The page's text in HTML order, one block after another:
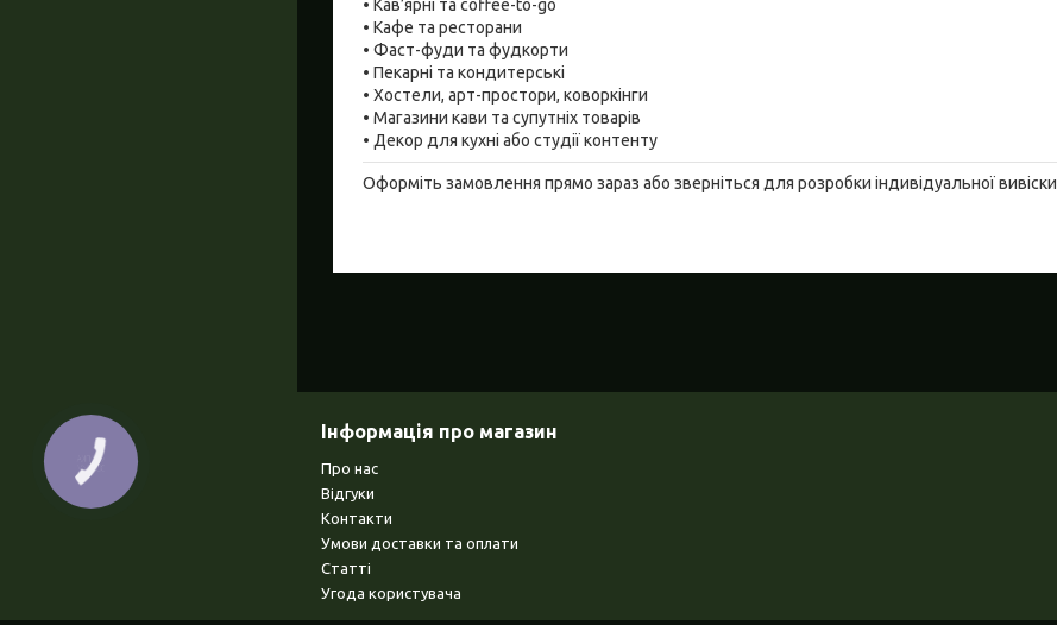
• Кав’ярні та coffee-to-go
• Кафе та ресторани
• Фаст-фуди та фудкорти
• Пекарні та кондитерські
• Хостели, арт-простори, коворкінги
• Магазини кави та супутніх товарів
• Декор для кухні або студії контенту
Оформіть замовлення прямо зараз або зверніться для розробки індивідуальної вивіски
Інформація про магазин
Про нас
Відгуки
Контакти
Умови доставки та оплати
Статті
Угода користувача
КНОПКА
ЗВ'ЯЗКУ